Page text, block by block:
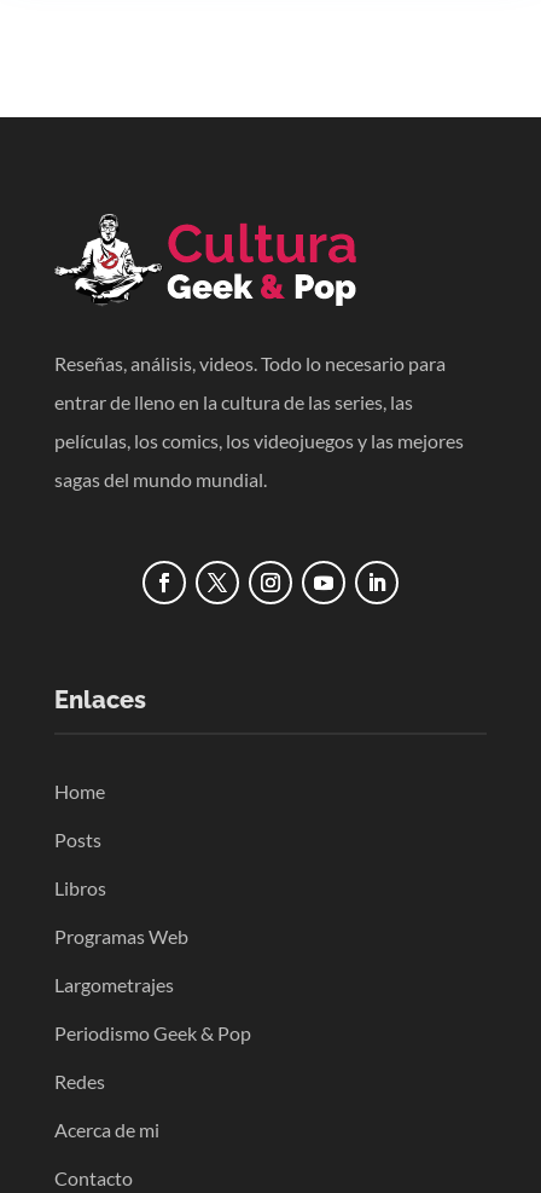
Reseñas, análisis, videos. Todo lo necesario para
entrar de lleno en la cultura de las series, las
películas, los comics, los videojuegos y las mejores
sagas del mundo mundial.
Enlaces
Home
Posts
Libros
Programas Web
Largometrajes
Periodismo Geek & Pop
Redes
Acerca de mi
Contacto